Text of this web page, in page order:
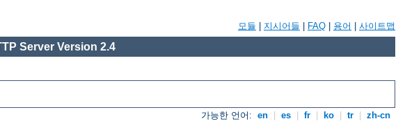
모듈 지시어들 FAQ 용어 사이트맵
Server Version 2.4
가능한 언어: en es fr ko tr zh-cn